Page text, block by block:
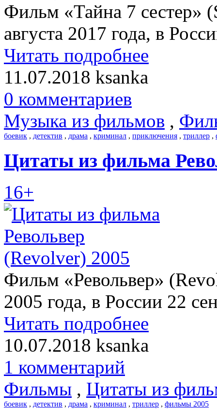
Фильм «Тайна 7 сестер»
августа 2017 года, в
Читать подробнее
11.07.2018 ksanka
0 комментариев
Музыка из фильмов ,
боевик , детектив , драма , криминал , приключения , триллер ,
Цитаты из фильма
16+
Фильм «Револьвер»
2005 года, в России 22
Читать подробнее
10.07.2018 ksanka
1 комментарий
Фильмы , Цитаты из
боевик , детектив , драма , криминал , триллер , фильмы 2005